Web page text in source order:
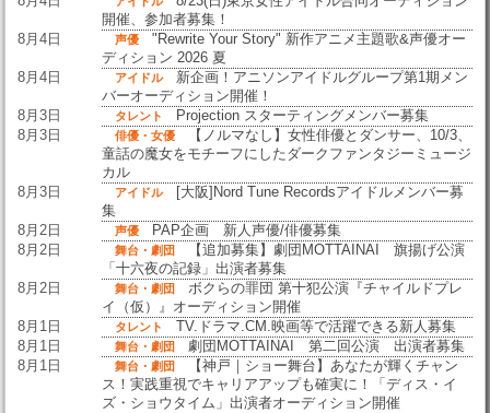
開催、参加者募集！
8月4日
声優
"Rewrite Your Story" 新作アニメ主題歌&声優オー
ディション 2026 夏
8月4日
アイドル
新企画！アニソンアイドルグループ第1期メン
バーオーディション開催！
8月3日
タレント
Projection スターティングメンバー募集
8月3日
俳優・女優
【ノルマなし】女性俳優とダンサー、10/3、
童話の魔女をモチーフにしたダークファンタジーミュージ
カル
8月3日
アイドル
[大阪]Nord Tune Recordsアイドルメンバー募
集
8月2日
声優
PAP企画 新人声優/俳優募集
8月2日
舞台・劇団
【追加募集】劇団MOTTAINAI 旗揚げ公演
「十六夜の記録」出演者募集
8月2日
舞台・劇団
ボクらの罪団 第十犯公演『チャイルドプレ
イ（仮）』オーディション開催
8月1日
タレント
TV.ドラマ.CM.映画等で活躍できる新人募集
8月1日
舞台・劇団
劇団MOTTAINAI 第二回公演 出演者募集
8月1日
舞台・劇団
【神戸｜ショー舞台】あなたが輝くチャン
ス！実践重視でキャリアアップも確実に！「ディス・イ
ズ・ショウタイム」出演者オーディション開催